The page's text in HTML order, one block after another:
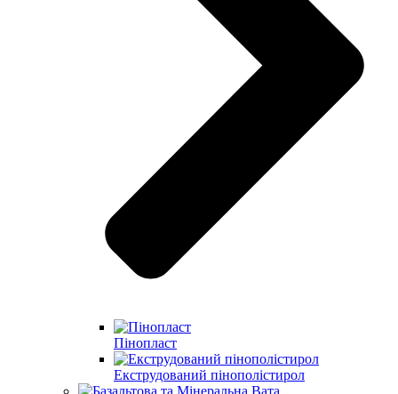
Пінопласт
Екструдований пінополістирол